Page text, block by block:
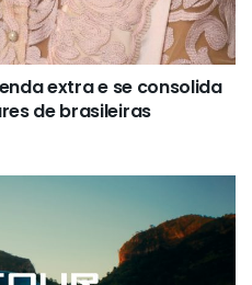
extra e se consolida
de brasileiras